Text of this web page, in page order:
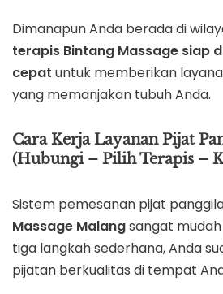
Dimanapun Anda berada di
terapis Bintang Massage siap
cepat untuk memberikan
yang memanjakan tubuh Anda.
Cara Kerja Layanan Pijat
(Hubungi – Pilih Terapis –
Sistem pemesanan pijat
Massage Malangsangat
tiga langkah sederhana, Anda
pijatan berkualitas di tempat